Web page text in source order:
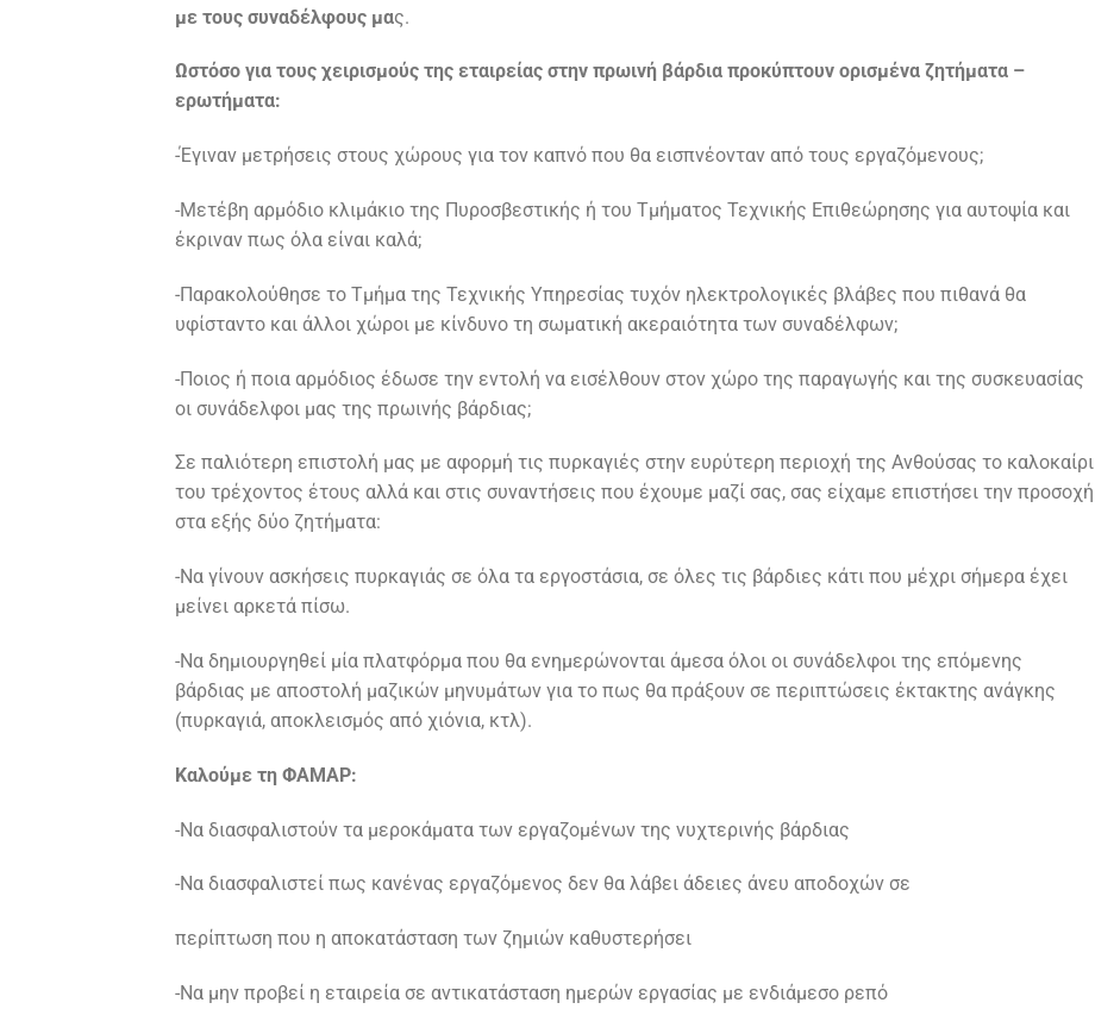
με τους συναδέλφους μας.
Ωστόσο για τους χειρισμούς της εταιρείας στην πρωινή βάρδια προκύπτουν ορισμένα ζητήματα –
ερωτήματα:
-Έγιναν μετρήσεις στους χώρους για τον καπνό που θα εισπνέονταν από τους εργαζόμενους;
-Μετέβη αρμόδιο κλιμάκιο της Πυροσβεστικής ή του Τμήματος Τεχνικής Επιθεώρησης για αυτοψία και
έκριναν πως όλα είναι καλά;
-Παρακολούθησε το Τμήμα της Τεχνικής Υπηρεσίας τυχόν ηλεκτρολογικές βλάβες που πιθανά θα
υφίσταντο και άλλοι χώροι με κίνδυνο τη σωματική ακεραιότητα των συναδέλφων;
-Ποιος ή ποια αρμόδιος έδωσε την εντολή να εισέλθουν στον χώρο της παραγωγής και της συσκευασίας
οι συνάδελφοι μας της πρωινής βάρδιας;
Σε παλιότερη επιστολή μας με αφορμή τις πυρκαγιές στην ευρύτερη περιοχή της Ανθούσας το καλοκαίρι
του τρέχοντος έτους αλλά και στις συναντήσεις που έχουμε μαζί σας, σας είχαμε επιστήσει την προσοχή
στα εξής δύο ζητήματα:
-Να γίνουν ασκήσεις πυρκαγιάς σε όλα τα εργοστάσια, σε όλες τις βάρδιες κάτι που μέχρι σήμερα έχει
μείνει αρκετά πίσω.
-Nα δημιουργηθεί μία πλατφόρμα που θα ενημερώνονται άμεσα όλοι οι συνάδελφοι της επόμενης
βάρδιας με αποστολή μαζικών μηνυμάτων για το πως θα πράξουν σε περιπτώσεις έκτακτης ανάγκης
(πυρκαγιά, αποκλεισμός από χιόνια, κτλ).
Καλούμε τη ΦΑΜΑΡ:
-Να διασφαλιστούν τα μεροκάματα των εργαζομένων της νυχτερινής βάρδιας
-Να διασφαλιστεί πως κανένας εργαζόμενος δεν θα λάβει άδειες άνευ αποδοχών σε
περίπτωση που η αποκατάσταση των ζημιών καθυστερήσει
-Να μην προβεί η εταιρεία σε αντικατάσταση ημερών εργασίας με ενδιάμεσο ρεπό